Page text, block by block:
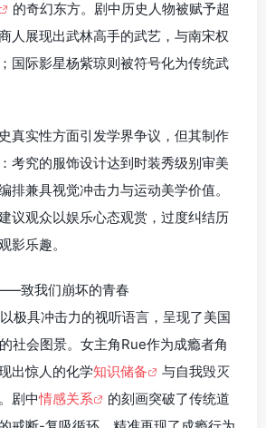
的奇幻东方。剧中历史人物被赋予超
人展现出武林高手的武艺，与南宋权
国际影星杨紫琼则被符号化为传统武
真实性方面引发学界争议，但其制作
考究的服饰设计达到时装秀级别审美
排兼具视觉冲击力与运动美学价值。
议观众以娱乐心态观赏，过度纠结历
影乐趣。
致我们崩坏的青春
极具冲击力的视听语言，呈现了美国
社会图景。女主角Rue作为成瘾者角
出惊人的化学知识储备
与自我毁灭
剧中情感关系
的刻画突破了传统道